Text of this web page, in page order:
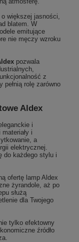
większej jasności,
blatem. W
emitujące
nie męczy wzroku
pozwala
z
rolę zarówno
Aldex
i
i
a
elektrycznej.
do każdego stylu i
ofertę lamp Aldex
żyrandole, aż po
służą
dla Twojego
tylko efektowny
źródło